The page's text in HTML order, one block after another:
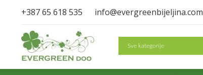
+387 65 618 535 info@evergreenbijeljina.com
Search